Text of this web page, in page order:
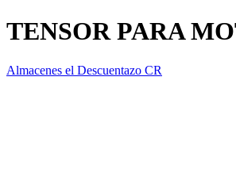
TENSOR PARA
Almacenes el Descuentazo CR